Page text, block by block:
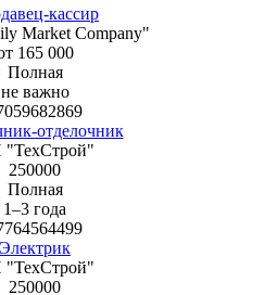
кассир
Market Company"
165 000
Полная
не важно
отделочник
250000
Полная
1–3 года
Электрик
250000